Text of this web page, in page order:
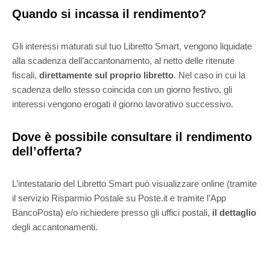
Quando si incassa il rendimento?
Gli interessi maturati sul tuo Libretto Smart, vengono liquidate
alla scadenza dell’accantonamento, al netto delle ritenute
fiscali, direttamente sul proprio libretto. Nel caso in cui la
scadenza dello stesso coincida con un giorno festivo, gli
interessi vengono erogati il giorno lavorativo successivo.
Dove è possibile consultare il rendimento
dell’offerta?
L’intestatario del Libretto Smart può visualizzare online (tramite
il servizio Risparmio Postale su Poste.it e tramite l’App
BancoPosta) e/o richiedere presso gli uffici postali, il dettaglio
degli accantonamenti.